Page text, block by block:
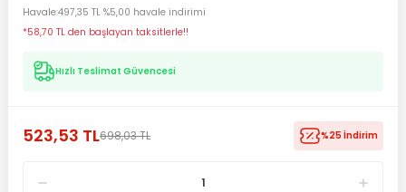
Havale497,35 TL %5,00 havale indirimi
*58,70 TL den başlayan taksitlerle!!
Hızlı Teslimat Güvencesi
523,53 TL698,03 TL %25 İndirim